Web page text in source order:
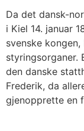
Da det dansk-
i Kiel 14. januar
svenske
styringsorganer.
den danske
Frederik, da
gjenopprette en